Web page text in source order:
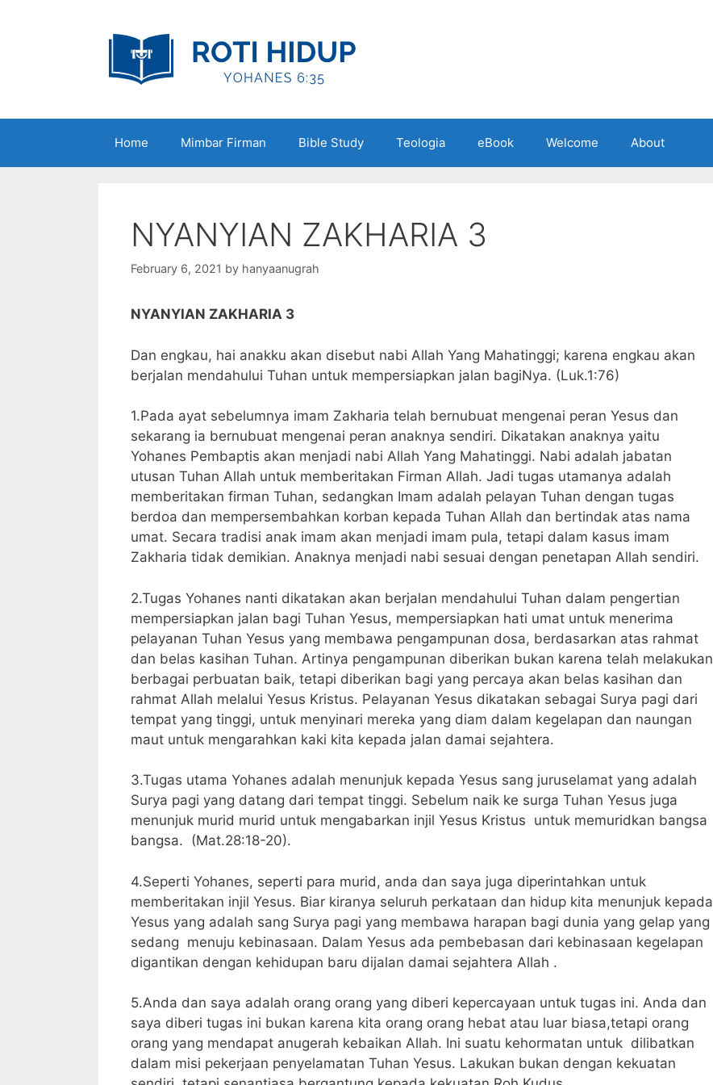
Home Mimbar Firman Bible Study Teologia eBook Welcome About
NYANYIAN ZAKHARIA 3
February 6, 2021 by hanyaanugrah
NYANYIAN ZAKHARIA 3
Dan engkau, hai anakku akan disebut nabi Allah Yang Mahatinggi; karena engkau akan
berjalan mendahului Tuhan untuk mempersiapkan jalan bagiNya. (Luk.1:76)
1.Pada ayat sebelumnya imam Zakharia telah bernubuat mengenai peran Yesus dan
sekarang ia bernubuat mengenai peran anaknya sendiri. Dikatakan anaknya yaitu
Yohanes Pembaptis akan menjadi nabi Allah Yang Mahatinggi. Nabi adalah jabatan
utusan Tuhan Allah untuk memberitakan Firman Allah. Jadi tugas utamanya adalah
memberitakan firman Tuhan, sedangkan Imam adalah pelayan Tuhan dengan tugas
berdoa dan mempersembahkan korban kepada Tuhan Allah dan bertindak atas nama
umat. Secara tradisi anak imam akan menjadi imam pula, tetapi dalam kasus imam
Zakharia tidak demikian. Anaknya menjadi nabi sesuai dengan penetapan Allah sendiri.
2.Tugas Yohanes nanti dikatakan akan berjalan mendahului Tuhan dalam pengertian
mempersiapkan jalan bagi Tuhan Yesus, mempersiapkan hati umat untuk menerima
pelayanan Tuhan Yesus yang membawa pengampunan dosa, berdasarkan atas rahmat
dan belas kasihan Tuhan. Artinya pengampunan diberikan bukan karena telah melakukan
berbagai perbuatan baik, tetapi diberikan bagi yang percaya akan belas kasihan dan
rahmat Allah melalui Yesus Kristus. Pelayanan Yesus dikatakan sebagai Surya pagi dari
tempat yang tinggi, untuk menyinari mereka yang diam dalam kegelapan dan naungan
maut untuk mengarahkan kaki kita kepada jalan damai sejahtera.
3.Tugas utama Yohanes adalah menunjuk kepada Yesus sang juruselamat yang adalah
Surya pagi yang datang dari tempat tinggi. Sebelum naik ke surga Tuhan Yesus juga
menunjuk murid murid untuk mengabarkan injil Yesus Kristus untuk memuridkan bangsa
bangsa. (Mat.28:18-20).
4.Seperti Yohanes, seperti para murid, anda dan saya juga diperintahkan untuk
memberitakan injil Yesus. Biar kiranya seluruh perkataan dan hidup kita menunjuk kepada
Yesus yang adalah sang Surya pagi yang membawa harapan bagi dunia yang gelap yang
sedang menuju kebinasaan. Dalam Yesus ada pembebasan dari kebinasaan kegelapan
digantikan dengan kehidupan baru dijalan damai sejahtera Allah .
5.Anda dan saya adalah orang orang yang diberi kepercayaan untuk tugas ini. Anda dan
saya diberi tugas ini bukan karena kita orang orang hebat atau luar biasa,tetapi orang
orang yang mendapat anugerah kebaikan Allah. Ini suatu kehormatan untuk dilibatkan
dalam misi pekerjaan penyelamatan Tuhan Yesus. Lakukan bukan dengan kekuatan